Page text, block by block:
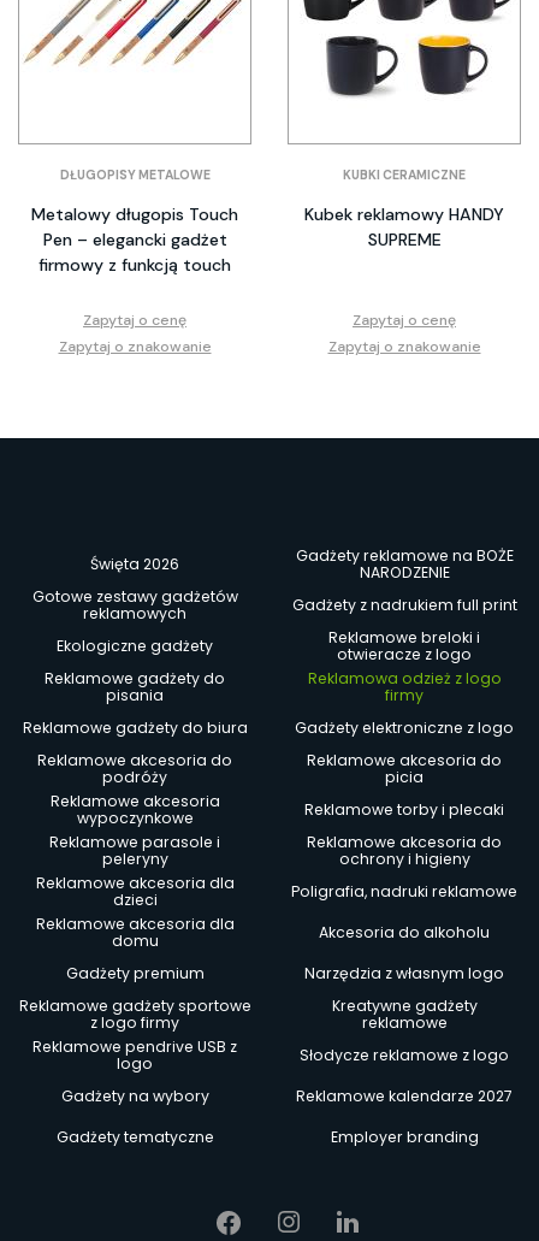
DŁUGOPISY METALOWE
Metalowy długopis Touch
Pen – elegancki gadżet
firmowy z funkcją touch
Zapytaj o cenę
Zapytaj o znakowanie
KUBKI CERAMICZNE
Kubek reklamowy HANDY
SUPREME
Zapytaj o cenę
Zapytaj o znakowanie
Święta 2026
Gadżety reklamowe na BOŻE
NARODZENIE
Gotowe zestawy gadżetów
reklamowych
Gadżety z nadrukiem full print
Ekologiczne gadżety
Reklamowe breloki i
otwieracze z logo
Reklamowe gadżety do
pisania
Reklamowa odzież z logo
firmy
Reklamowe gadżety do biura
Gadżety elektroniczne z logo
Reklamowe akcesoria do
podróży
Reklamowe akcesoria do
picia
Reklamowe akcesoria
wypoczynkowe
Reklamowe torby i plecaki
Reklamowe parasole i
peleryny
Reklamowe akcesoria do
ochrony i higieny
Reklamowe akcesoria dla
dzieci
Poligrafia, nadruki reklamowe
Reklamowe akcesoria dla
domu
Akcesoria do alkoholu
Gadżety premium
Narzędzia z własnym logo
Reklamowe gadżety sportowe
z logo firmy
Kreatywne gadżety
reklamowe
Reklamowe pendrive USB z
logo
Słodycze reklamowe z logo
Gadżety na wybory
Reklamowe kalendarze 2027
Gadżety tematyczne
Employer branding